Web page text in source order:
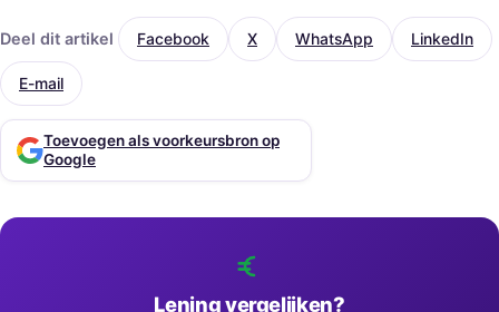
Deel dit artikel Facebook X WhatsApp LinkedIn
E-mail
Toevoegen als voorkeursbron op
Google
Lening vergelijken?